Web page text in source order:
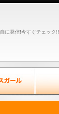
に発信!今すぐチェック!!